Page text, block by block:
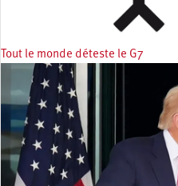
Tout le monde déteste le G7